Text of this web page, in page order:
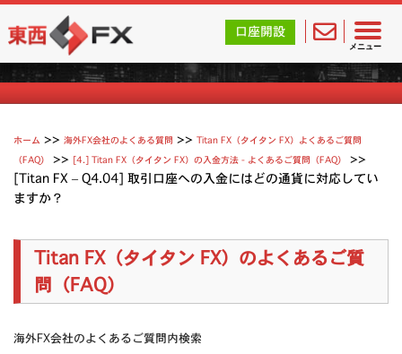
メニュー
東西FX｜海外FX会社（ブローカー）の無料口座開設サポ
口座開設
Titan（タイタン FX）よくあるご質問
ホーム >>海外FX会社のよくある質問 >>Titan FX（タイタン FX）よくあるご質問
（FAQ）
>> [4.] Titan FX（タイタン FX）の入金方法 - よくあるご質問（FAQ）
>>
[Titan FX – Q4.04] 取引口座への入金にはどの通貨に対応してい
ますか？
Titan FX（タイタン FX）のよくあるご質
問（FAQ）
海外FX会社のよくあるご質問内検索